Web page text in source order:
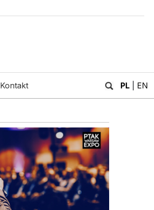
Kontakt PL EN